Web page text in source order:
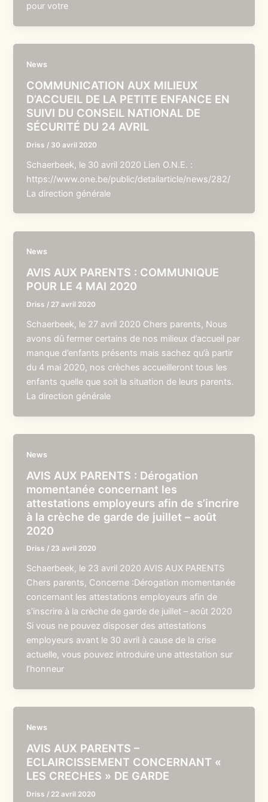
pour votre
News
COMMUNICATION AUX MILIEUX
D’ACCUEIL DE LA PETITE ENFANCE EN
SUIVI DU CONSEIL NATIONAL DE
SÉCURITÉ DU 24 AVRIL
Driss / 30 avril 2020
Schaerbeek, le 30 avril 2020 Lien O.N.E. :
https://www.one.be/public/detailarticle/news/282/
La direction générale
News
AVIS AUX PARENTS : COMMUNIQUE
POUR LE 4 MAI 2020
Driss / 27 avril 2020
Schaerbeek, le 27 avril 2020 Chers parents, Nous
avons dû fermer certains de nos milieux d’accueil par
manque d’enfants présents mais sachez qu’à partir
du 4 mai 2020, nos crèches accueilleront tous les
enfants quelle que soit la situation de leurs parents.
La direction générale
News
AVIS AUX PARENTS : Dérogation
momentanée concernant les
attestations employeurs afin de s’incrire
à la crèche de garde de juillet – août
2020
Driss / 23 avril 2020
Schaerbeek, le 23 avril 2020 AVIS AUX PARENTS
Chers parents, Concerne :Dérogation momentanée
concernant les attestations employeurs afin de
s’inscrire à la crèche de garde de juillet – août 2020
Si vous ne pouvez disposer des attestations
employeurs avant le 30 avril à cause de la crise
actuelle, vous pouvez introduire une attestation sur
l’honneur
News
AVIS AUX PARENTS –
ECLAIRCISSEMENT CONCERNANT «
LES CRECHES » DE GARDE
Driss / 22 avril 2020